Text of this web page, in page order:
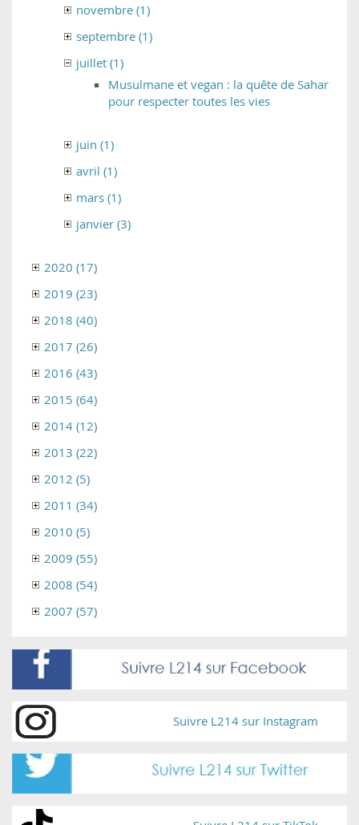
novembre (1)
septembre (1)
juillet (1)
Musulmane et vegan : la quête de Sahar
pour respecter toutes les vies
juin (1)
avril (1)
mars (1)
janvier (3)
2020 (17)
2019 (23)
2018 (40)
2017 (26)
2016 (43)
2015 (64)
2014 (12)
2013 (22)
2012 (5)
2011 (34)
2010 (5)
2009 (55)
2008 (54)
2007 (57)
Suivre L214 sur Instagram